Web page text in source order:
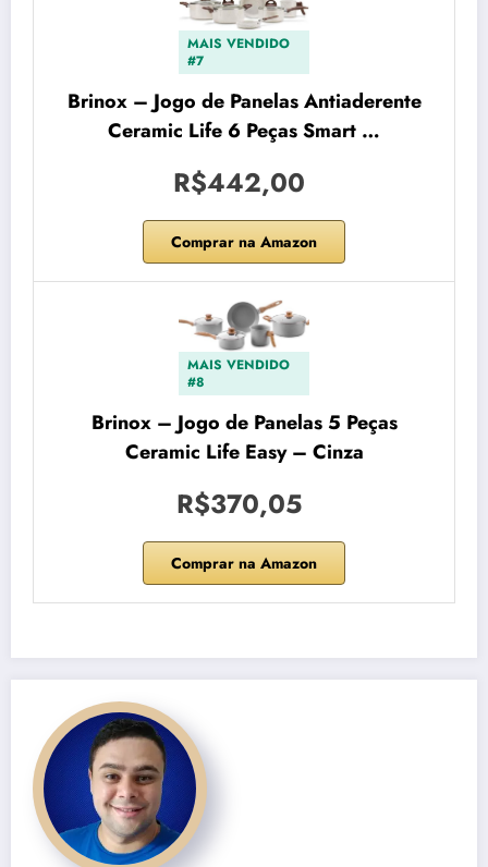
MAIS VENDIDO
#7
Brinox – Jogo de Panelas Antiaderente
Ceramic Life 6 Peças Smart …
R$442,00
Comprar na Amazon
MAIS VENDIDO
#8
Brinox – Jogo de Panelas 5 Peças
Ceramic Life Easy – Cinza
R$370,05
Comprar na Amazon